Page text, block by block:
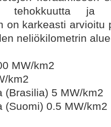
tehokkuutta ja
on karkeasti arvioitu
neliökilometrin
MW/km2
km2
(Brasilia) 5 MW/km2
(Suomi) 0.5 MW/km2